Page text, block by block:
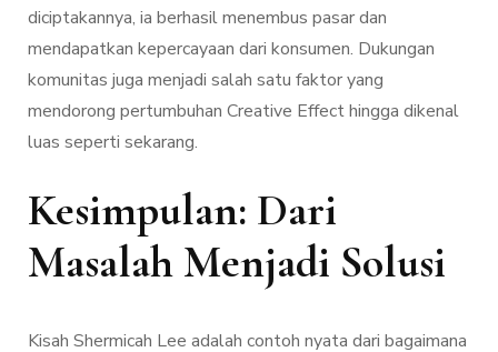
diciptakannya, ia berhasil menembus pasar dan
mendapatkan kepercayaan dari konsumen. Dukungan
komunitas juga menjadi salah satu faktor yang
mendorong pertumbuhan Creative Effect hingga dikenal
luas seperti sekarang.
Kesimpulan: Dari
Masalah Menjadi Solusi
Kisah Shermicah Lee adalah contoh nyata dari bagaimana